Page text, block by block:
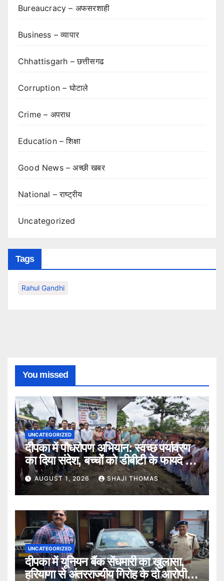
Bureaucracy – अफसरशाही
Business – व्यापार
Chhattisgarh – छत्तीसगढ
Corruption – घोटाले
Crime – अपराध
Education – शिक्षा
Good News – अच्छी खबर
National – राष्ट्रीय
Uncategorized
Tags
Rahul Gandhi
You missed
UNCATEGORIZED
दीपका में पौधरोपण अभियान: स्वच्छ पर्यावरण
का दिया संदेश, बच्चों को डीबीटी के फायदे भी
बताए।
AUGUST 1, 2026 SHAJI THOMAS
UNCATEGORIZED
दीपका में यूनियन बैंक सेंधमारी का खुलासा,
हरियाणा से अंतरराज्यीय गिरोह के दो आरोपी